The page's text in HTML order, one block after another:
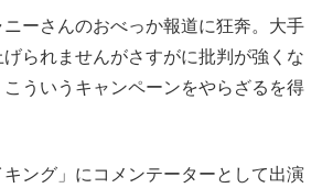
ーさんのおべっか報道に狂奔。大手
げられませんがさすがに批判が強くな
ういうキャンペーンをやらざるを得
キング」にコメンテーターとして出演